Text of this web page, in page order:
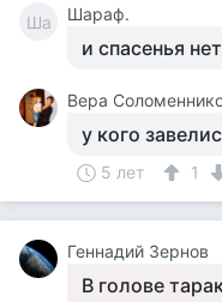
Ша Шараф.
и спасенья
Вера
у кого
5 лет 1
Геннадий Зернов
В голове